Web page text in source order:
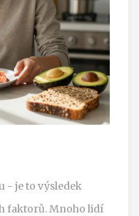
- je to výsledek
faktorů. Mnoho lidí